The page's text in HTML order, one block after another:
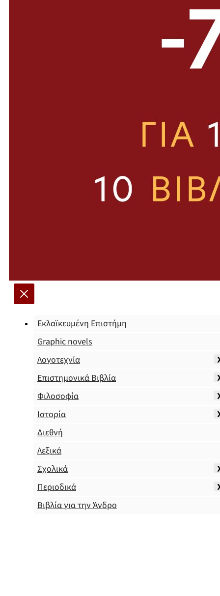
Εκλαϊκευμένη Επιστήμη
Graphic novels
Λογοτεχνία
Επιστημονικά Βιβλία
Φιλοσοφία
Ιστορία
Διεθνή
Λεξικά
Σχολικά
Περιοδικά
Βιβλία για την Άνδρο